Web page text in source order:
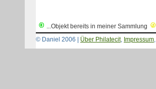
...Objekt bereits in meiner Sammlung
© Daniel 2006 | Über Philatecit, Impressum,